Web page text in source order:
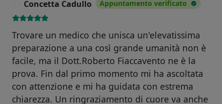
Concetta Cadullo Appuntamento verificato
​Trovare un medico che unisca un'elevatissima
preparazione a una così grande umanità non è
facile, ma il Dott.Roberto Fiaccavento ne è la
prova. Fin dal primo momento mi ha ascoltata
con attenzione e mi ha guidata con estrema
chiarezza. Un ringraziamento di cuore va anche